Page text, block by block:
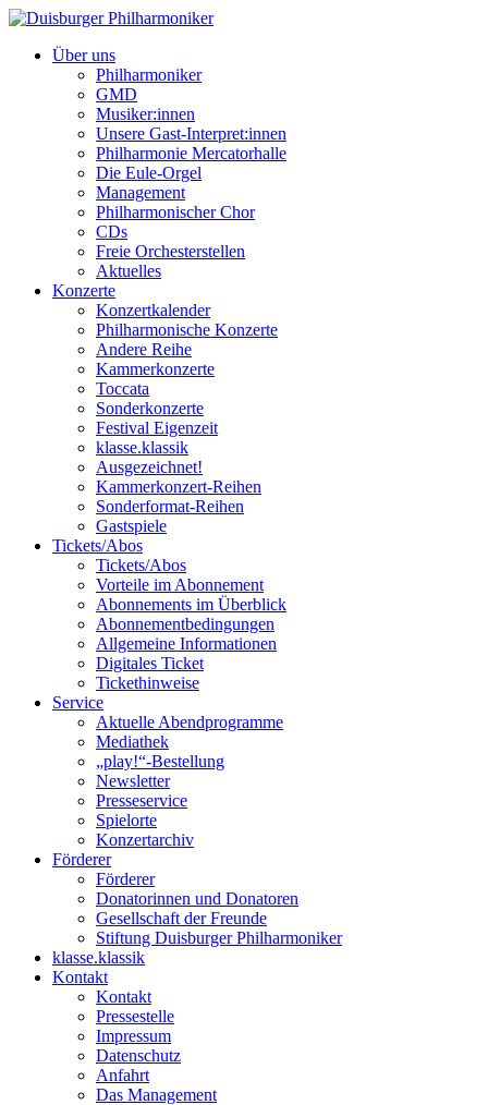
Über uns
Philharmoniker
GMD
Musiker:innen
Unsere Gast-Interpret:innen
Philharmonie Mercatorhalle
Die Eule-Orgel
Management
Philharmonischer Chor
CDs
Freie Orchesterstellen
Aktuelles
Konzerte
Konzertkalender
Philharmonische Konzerte
Andere Reihe
Kammerkonzerte
Toccata
Sonderkonzerte
Festival Eigenzeit
klasse.klassik
Ausgezeichnet!
Kammerkonzert-Reihen
Sonderformat-Reihen
Gastspiele
Tickets/Abos
Tickets/Abos
Vorteile im Abonnement
Abonnements im Überblick
Abonnement­bedingungen
Allgemeine Informationen
Digitales Ticket
Ticket­hinweise
Service
Aktuelle Abendprogramme
Mediathek
„play!“-Bestellung
Newsletter
Presseservice
Spielorte
Konzertarchiv
Förderer
Förderer
Donatorinnen und Donatoren
Gesellschaft der Freunde
Stiftung Duisburger Philharmoniker
klasse.klassik
Kontakt
Kontakt
Pressestelle
Impressum
Datenschutz
Anfahrt
Das Management